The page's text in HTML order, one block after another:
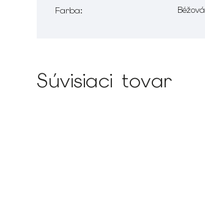
Farba: Béžová
Súvisiaci tovar